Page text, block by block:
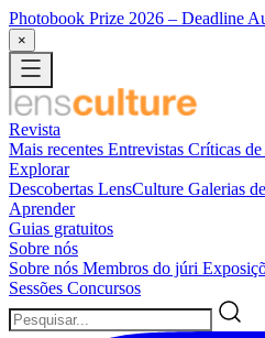
Photobook Prize 2026 – Deadline
×
Revista
Mais recentes Entrevistas Críticas
Explorar
Descobertas LensCulture Galerias
Aprender
Guias gratuitos
Sobre nós
Sobre nós Membros do júri
Sessões Concursos